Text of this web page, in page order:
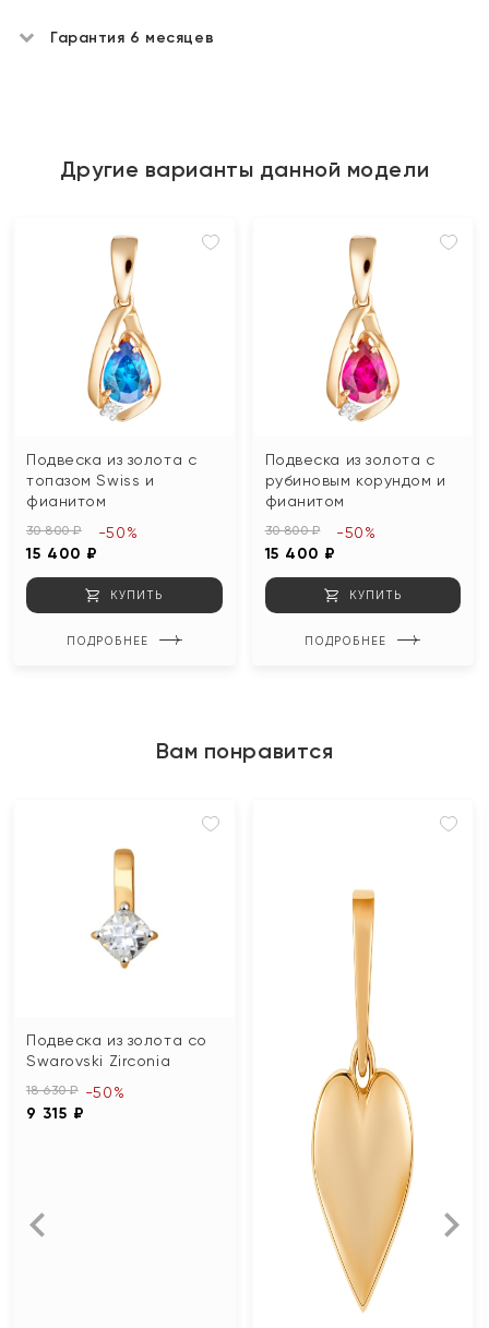
Гарантия 6 месяцев
Другие варианты данной модели
Подвеска из золота с
топазом Swiss и
фианитом
30 800 ₽
15 400 ₽
-50%
КУПИТЬ
ПОДРОБНЕЕ
Подвеска из золота с
рубиновым корундом и
фианитом
30 800 ₽
15 400 ₽
-50%
КУПИТЬ
ПОДРОБНЕЕ
Вам понравится
Подвеска из золота со
Swarovski Zirconia
18 630 ₽
9 315 ₽
-50%